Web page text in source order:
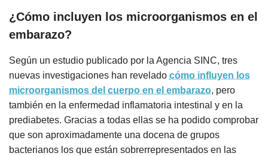
¿Cómo incluyen los microorganismos en el
embarazo?
Según un estudio publicado por la Agencia SINC, tres
nuevas investigaciones han revelado cómo influyen los
microorganismos del cuerpo en el embarazo, pero
también en la enfermedad inflamatoria intestinal y en la
prediabetes. Gracias a todas ellas se ha podido comprobar
que son aproximadamente una docena de grupos
bacterianos los que están sobrerrepresentados en las